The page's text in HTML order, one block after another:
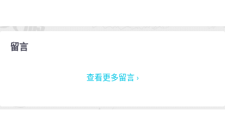
留言
查看更多留言 ›